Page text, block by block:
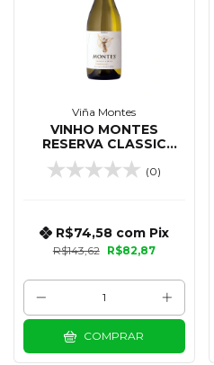
Viña Montes
VINHO MONTES
RESERVA CLASSIC
CHARDONNAY 750 ML
(0)
R$143,62 R$82,87
R$74,58 com Pix
COMPRAR